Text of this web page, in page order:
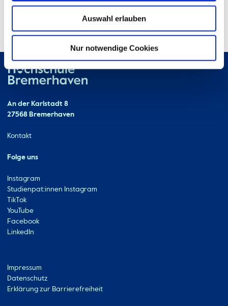
Auswahl erlauben
Nur notwendige Cookies
Geburtsjahr:
Kontakt
An der Karlstadt 8
27568 Bremerhaven
Ressourcen
Kontakt
Folge uns
Instagram
Studienpat:innen Instagram
TikTok
YouTube
Facebook
LinkedIn
Metabar
Impressum
Datenschutz
Erklärung zur Barrierefreiheit